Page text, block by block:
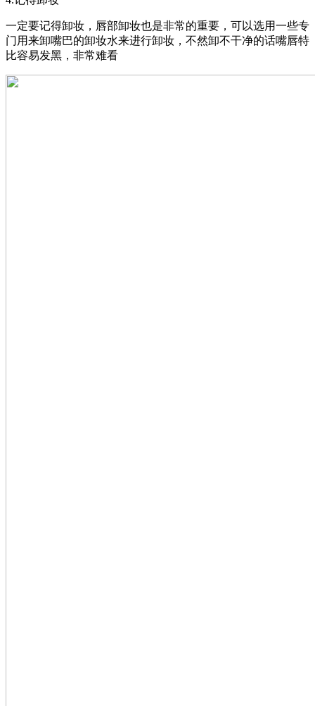
一定要记得卸妆，唇部卸妆也是非常的重要，可以选用一些专
门用来卸嘴巴的卸妆水来进行卸妆，不然卸不干净的话嘴唇特
比容易发黑，非常难看